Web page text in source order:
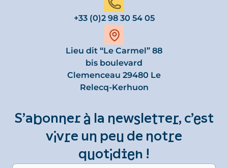
+33 (0)2 98 30 54 05
Lieu dit “Le Carmel” 88
bis boulevard
Clemenceau 29480 Le
Relecq-Kerhuon
S’abonner à la newsletter, c’est
vivre un peu de notre
quotidien !